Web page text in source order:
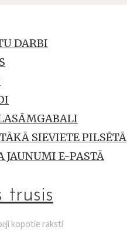
DARBI
SIEVIETE PILSĒTĀ
JAUNUMI E-PASTĀ
trusis
kopotie raksti